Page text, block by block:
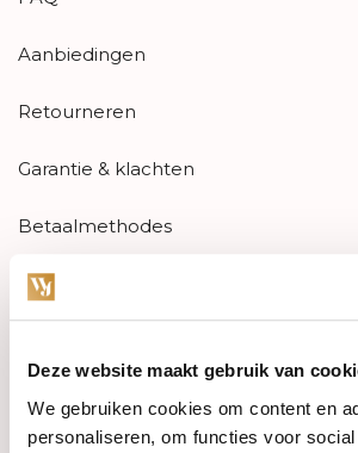
Deze website maakt gebruik van
We gebruiken cookies om content en
personaliseren, om functies voor
Aanbiedingen
Retourneren
Garantie & klachten
Betaalmethodes
Sitemap
Categories
Watches